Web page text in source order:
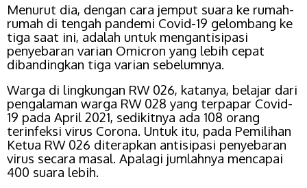
Menurut dia, dengan cara jemput suara ke rumah-
rumah di tengah pandemi Covid-19 gelombang ke
tiga saat ini, adalah untuk mengantisipasi
penyebaran varian Omicron yang lebih cepat
dibandingkan tiga varian sebelumnya.
Warga di lingkungan RW 026, katanya, belajar dari
pengalaman warga RW 028 yang terpapar Covid-
19 pada April 2021, sedikitnya ada 108 orang
terinfeksi virus Corona. Untuk itu, pada Pemilihan
Ketua RW 026 diterapkan antisipasi penyebaran
virus secara masal. Apalagi jumlahnya mencapai
400 suara lebih.